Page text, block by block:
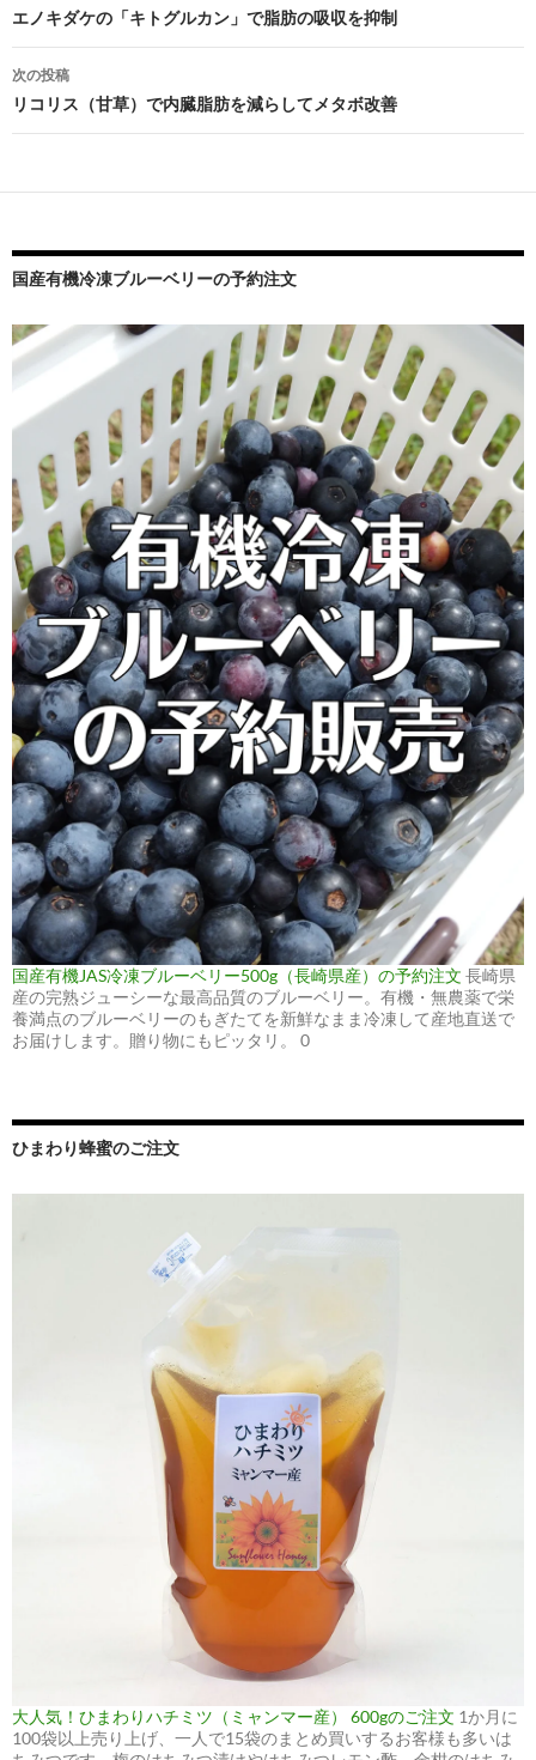
稿
ナ
ビ
ゲ
ー
ョ
ン
エノキダケの「キトグルカン」で脂肪の吸収を抑制
次の投稿
リコリス（甘草）で内臓脂肪を減らしてメタボ改善
国産有機冷凍ブルーベリーの予約注文
国産有機JAS冷凍ブルーベリー500g（長崎県産）の予約注文 長崎県
産の完熟ジューシーな最高品質のブルーベリー。有機・無農薬で栄
養満点のブルーベリーのもぎたてを新鮮なまま冷凍して産地直送で
お届けします。贈り物にもピッタリ。 0
ひまわり蜂蜜のご注文
大人気！ひまわりハチミツ（ミャンマー産） 600gのご注文 1か月に
100袋以上売り上げ、一人で15袋のまとめ買いするお客様も多いは